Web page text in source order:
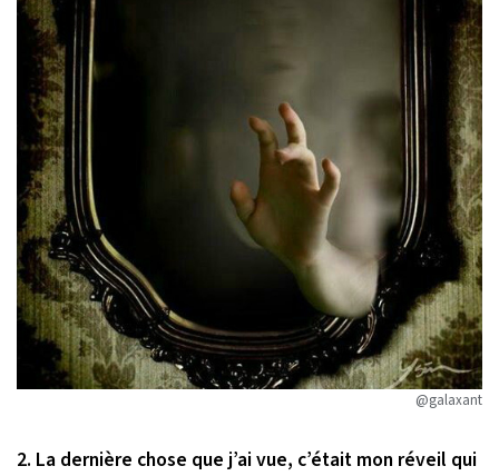
@galaxant
2. La dernière chose que j’ai vue, c’était mon réveil qui